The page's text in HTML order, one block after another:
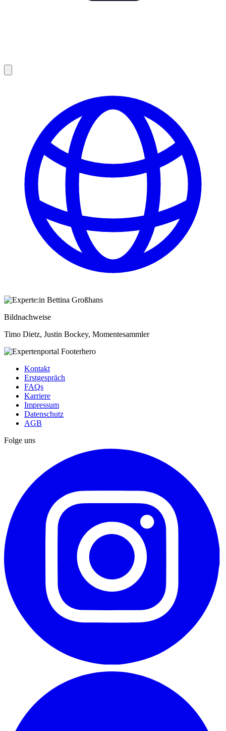
Bildnachweise
Timo Dietz, Justin Bockey, Momentesammler
Kontakt
Erstgespräch
FAQs
Karriere
Impressum
Datenschutz
AGB
Folge uns